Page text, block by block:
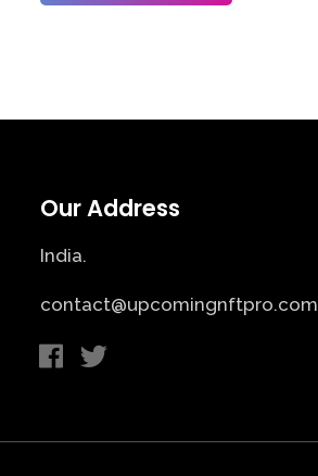
Our Address
India.
contact@upcomingnftpro.com